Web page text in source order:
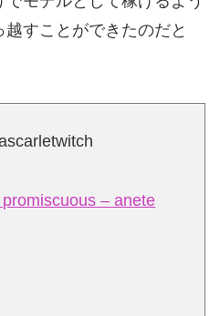
すことができたのだと
– anete